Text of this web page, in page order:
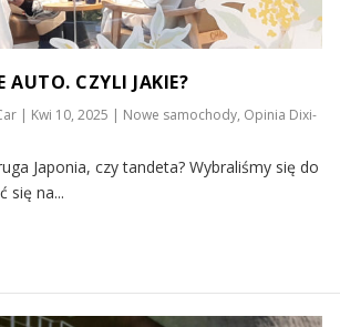
AUTO. CZYLI JAKIE?
| Kwi 10, 2025 | Nowe samochody, Opinia Dixi-
Japonia, czy tandeta? Wybraliśmy się do
się na...